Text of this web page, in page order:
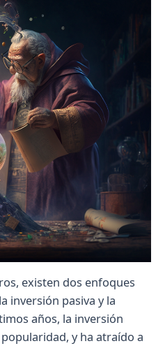
existen dos enfoques
inversión pasiva y la
años, la inversión
y ha atraído a